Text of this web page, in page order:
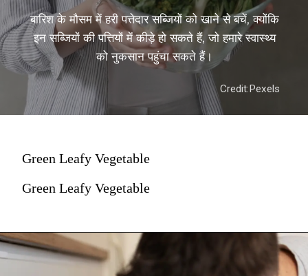
बारिश के मौसम में हरी पत्तेदार सब्जियों को खाने से बचें, क्योंकि
इन सब्जियों की पत्तियों में कीड़े हो सकते हैं, जो हमारे स्वास्थ्य
को नुकसान पहुंचा सकते हैं।
Credit:Pexels
Green Leafy Vegetable
Green Leafy Vegetable